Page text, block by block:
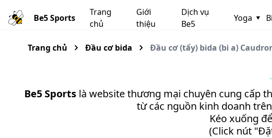
Be5 Sports
Trang
chủ
Giới
thiệu
Dịch vụ
Be5
Yoga
Trang chủ Đầu cơ bida Đầu cơ (tẩy) bida (bi a)
Be5 Sports là website thương mại chuyên cung cấp
từ các nguồn kinh doanh
Kéo xuống
(Click nút